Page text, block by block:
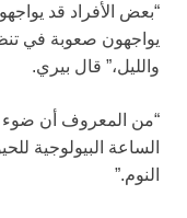
“بعض الأفراد قد
يواجهون صعوبة في
والليل،” قال بيري.
“من المعروف أن ضوء
الساعة البيولوجية
النوم.”